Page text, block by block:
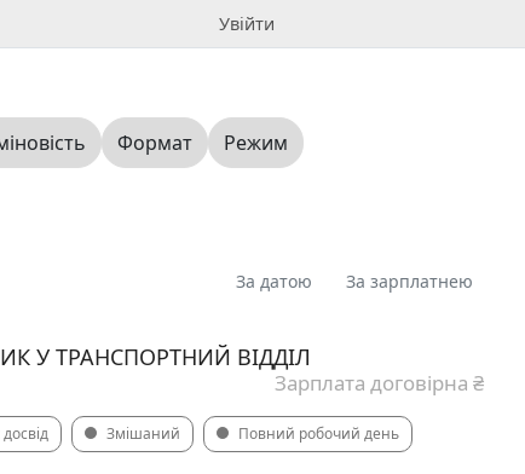
Увійти
Формат Режим
За датою За зарплатнею
У ТРАНСПОРТНИЙ ВІДДІЛ
Зарплата договірна ₴
Змішаний Повний робочий день